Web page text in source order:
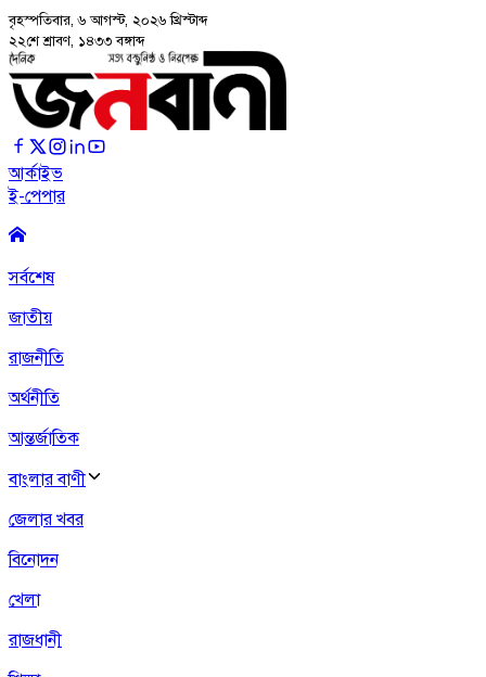
বৃহস্পতিবার, ৬ আগস্ট, ২০২৬ খ্রিস্টাব্দ
২২শে শ্রাবণ, ১৪৩৩ বঙ্গাব্দ
আর্কাইভ
ই-পেপার
সর্বশেষ
জাতীয়
রাজনীতি
অর্থনীতি
আন্তর্জাতিক
বাংলার বাণী
জেলার খবর
বিনোদন
খেলা
রাজধানী